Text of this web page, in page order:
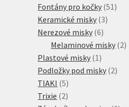
Fontány pro kočky 51 51
Keramické misky 33
Nerezové misky 66
produktů
Melaminové misky 22
Plastové misky 1 1
produkt
Podložky pod misky 22
TIAKI 55
produktů
Trixie 22